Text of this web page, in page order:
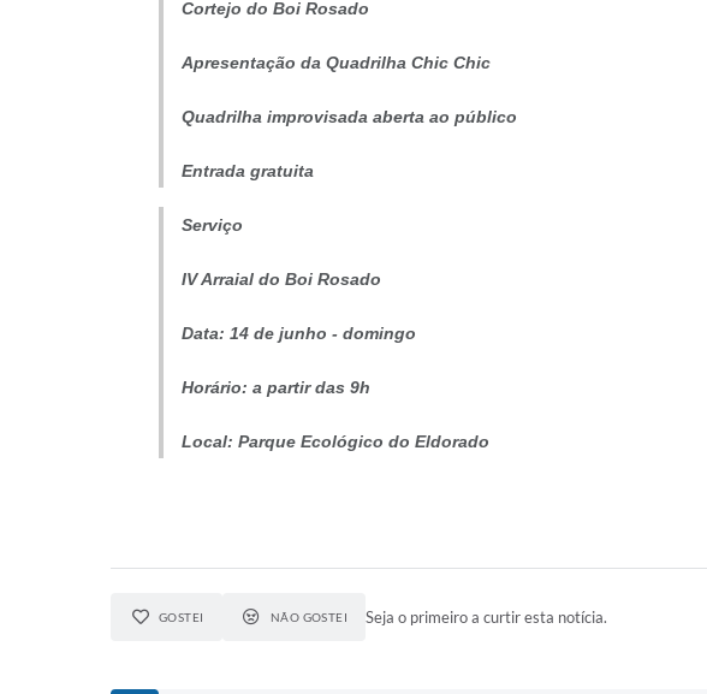
Cortejo do Boi Rosado
Apresentação da Quadrilha Chic Chic
Quadrilha improvisada aberta ao público
Entrada gratuita
Serviço
IV Arraial do Boi Rosado
Data: 14 de junho - domingo
Horário: a partir das 9h
Local: Parque Ecológico do Eldorado
GOSTEI NÃO GOSTEI Seja o primeiro a curtir esta notícia.